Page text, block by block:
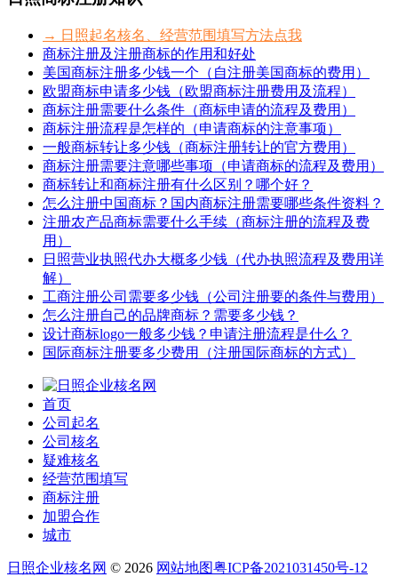
→ 日照起名核名、经营范围填写方法点我
商标注册及注册商标的作用和好处
美国商标注册多少钱一个（自注册美国商标的费用）
欧盟商标申请多少钱（欧盟商标注册费用及流程）
商标注册需要什么条件（商标申请的流程及费用）
商标注册流程是怎样的（申请商标的注意事项）
一般商标转让多少钱（商标注册转让的官方费用）
商标注册需要注意哪些事项（申请商标的流程及费用）
商标转让和商标注册有什么区别？哪个好？
怎么注册中国商标？国内商标注册需要哪些条件资料？
注册农产品商标需要什么手续（商标注册的流程及费
用）
日照营业执照代办大概多少钱（代办执照流程及费用详
解）
工商注册公司需要多少钱（公司注册要的条件与费用）
怎么注册自己的品牌商标？需要多少钱？
设计商标logo一般多少钱？申请注册流程是什么？
国际商标注册要多少费用（注册国际商标的方式）
首页
公司起名
公司核名
疑难核名
经营范围填写
商标注册
加盟合作
城市
日照企业核名网 © 2026 网站地图粤ICP备2021031450号-12